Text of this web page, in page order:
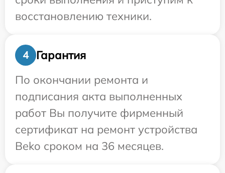
восстановлению техники.
4
Гарантия
По окончании ремонта и
подписания акта выполненных
работ Вы получите фирменный
сертификат на ремонт устройства
Beko сроком на 36 месяцев.